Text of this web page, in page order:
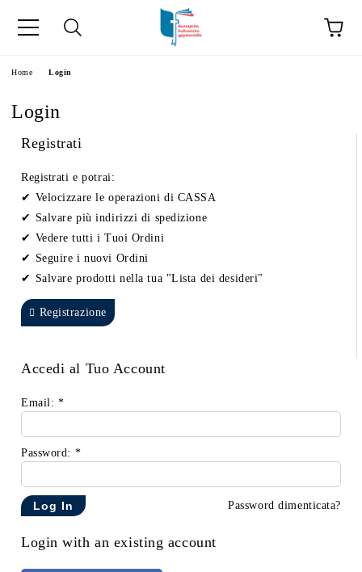
Home Login
Login
Registrati
Registrati e potrai:
Velocizzare le operazioni di CASSA
Salvare più indirizzi di spedizione
Vedere tutti i Tuoi Ordini
Seguire i nuovi Ordini
Salvare prodotti nella tua "Lista dei desideri"
Registrazione
Accedi al Tuo Account
Email: *
Password: *
Password dimenticata?
Login with an existing account